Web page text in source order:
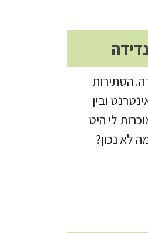
הסתירות
ובין
לי היט
לא נכון?